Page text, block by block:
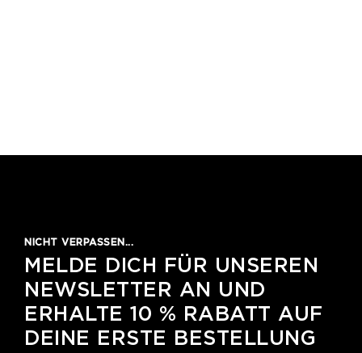
NICHT VERPASSEN...
MELDE DICH FÜR UNSEREN
NEWSLETTER AN UND
ERHALTE 10 % RABATT AUF
DEINE ERSTE BESTELLUNG